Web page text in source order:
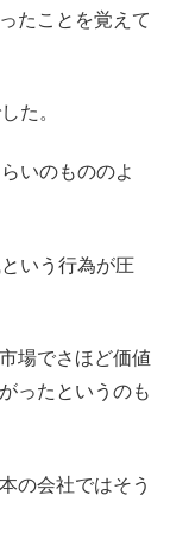
たことを覚えて
た。
いのもののよ
いう行為が圧
場でさほど価値
ったというのも
の会社ではそう